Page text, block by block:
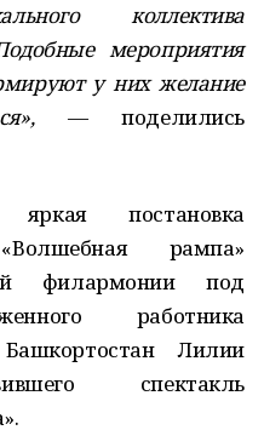
коллектива
мероприятия
у них желание
— поделились
яркая постановка
рампа»
филармонии под
работника
Лилии
спектакль